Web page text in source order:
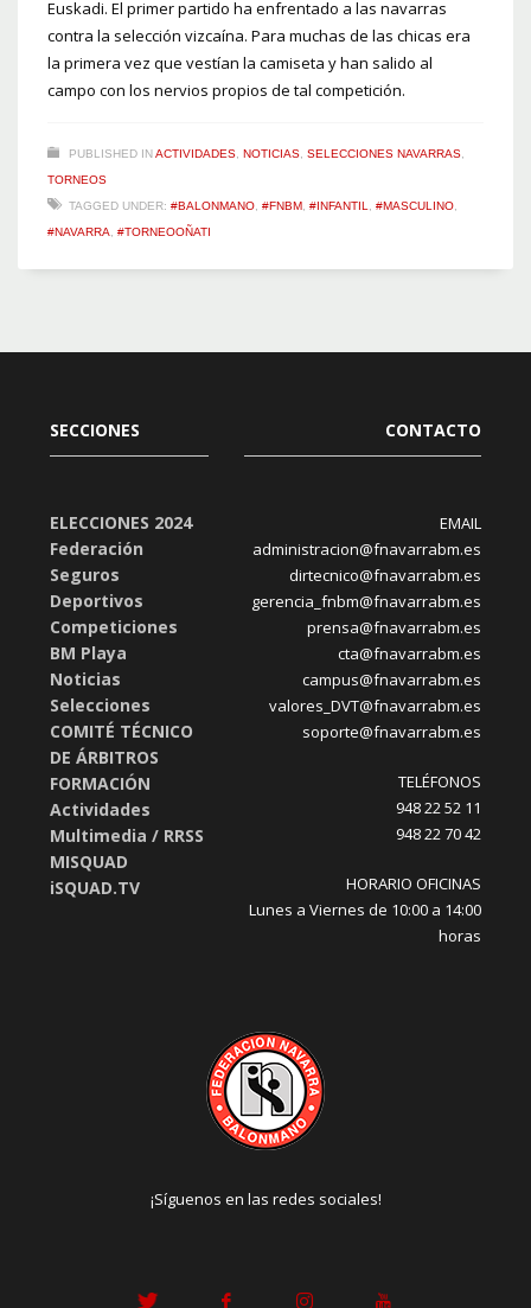
Euskadi. El primer partido ha enfrentado a las navarras
contra la selección vizcaína. Para muchas de las chicas era
la primera vez que vestían la camiseta y han salido al
campo con los nervios propios de tal competición.
PUBLISHED INACTIVIDADES NOTICIAS SELECCIONES NAVARRAS
TORNEOS
TAGGED UNDER: #BALONMANO #FNBM #INFANTIL #MASCULINO
#NAVARRA
#TORNEOOÑATI
SECCIONES
ELECCIONES 2024
Federación
Seguros
Deportivos
Competiciones
BM Playa
Noticias
Selecciones
COMITÉ TÉCNICO
DE ÁRBITROS
FORMACIÓN
Actividades
Multimedia / RRSS
MISQUAD
iSQUAD.TV
CONTACTO
EMAIL
administracion@fnavarrabm.es
dirtecnico@fnavarrabm.es
gerencia_fnbm@fnavarrabm.es
prensa@fnavarrabm.es
cta@fnavarrabm.es
campus@fnavarrabm.es
valores_DVT@fnavarrabm.es
soporte@fnavarrabm.es
TELÉFONOS
948 22 52 11
948 22 70 42
HORARIO OFICINAS
Lunes a Viernes de 10:00 a 14:00
horas
¡Síguenos en las redes sociales!